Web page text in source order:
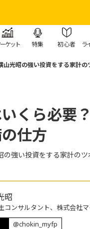
ケット 特集 初心者 ラ
山光昭の強い投資をする家計の
くら必要
仕方
の強い投資をする家計のツ
昭
コンサルタント、株式会社
@chokin_myfp